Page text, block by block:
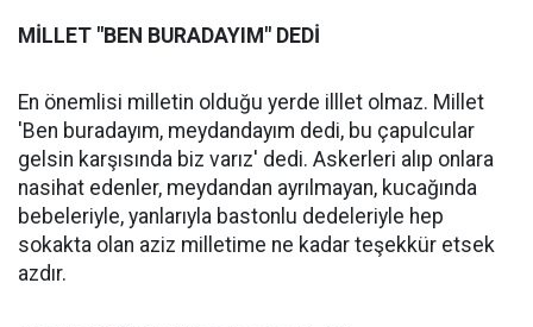
MİLLET "BEN BURADAYIM" DEDİ
En önemlisi milletin olduğu yerde illlet olmaz. Millet
'Ben buradayım, meydandayım dedi, bu çapulcular
gelsin karşısında biz varız' dedi. Askerleri alıp onlara
nasihat edenler, meydandan ayrılmayan, kucağında
bebeleriyle, yanlarıyla bastonlu dedeleriyle hep
sokakta olan aziz milletime ne kadar teşekkür etsek
azdır.